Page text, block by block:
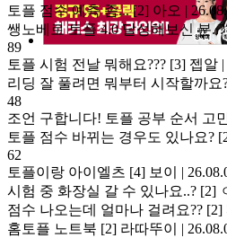
토플 점수 예측 좀...[2] 아오 |
쌩노베로 토플 4.0 달성해보신 분
89
토플 시험 전날 뭐해요??? [3] 젭알 |
리딩 잘 풀려면 뭐부터 시작할까요
48
조언 구합니다! 토플 공부 순서 고
토플 점수 바뀌는 경우도 있나요?
62
토플이랑 아이엘츠 [4] 보이 |
시험 중 화장실 갈 수 있나요..? [2]
점수 나오는데 얼마나 걸려요?? [2]
홈토플 노트북 [2] 라따뚜이 |